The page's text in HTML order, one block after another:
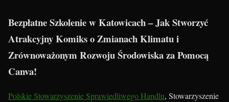
Bezpłatne Szkolenie w Katowicach – Jak Stworzyć
Atrakcyjny Komiks o Zmianach Klimatu i
Zrównoważonym Rozwoju Środowiska za Pomocą
Canva!
Polskie Stowarzyszenie Sprawiedliwego Handlu, Stowarzyszenie